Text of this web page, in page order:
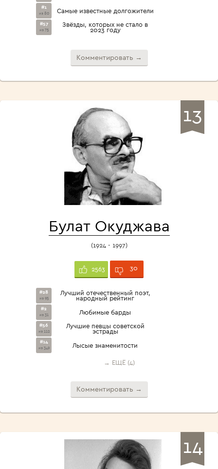
#1
из 80 Самые известные долгожители
#57
из 75
Звёзды, которых не стало в
2023 году
Комментировать →
13
Булат Окуджава
(1924 - 1997)
2563 30
#28
из 95
Лучший отечественный поэт,
народный рейтинг
#2
из 31 Любимые барды
#56
из 112
Лучшие певцы советской
эстрады
#14
из 349 Лысые знаменитости
→ ЕЩЁ (4)
Комментировать →
14